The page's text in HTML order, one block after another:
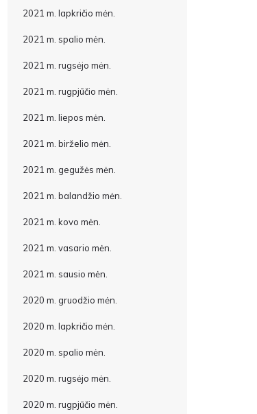
2021 m. lapkričio mėn.
2021 m. spalio mėn.
2021 m. rugsėjo mėn.
2021 m. rugpjūčio mėn.
2021 m. liepos mėn.
2021 m. birželio mėn.
2021 m. gegužės mėn.
2021 m. balandžio mėn.
2021 m. kovo mėn.
2021 m. vasario mėn.
2021 m. sausio mėn.
2020 m. gruodžio mėn.
2020 m. lapkričio mėn.
2020 m. spalio mėn.
2020 m. rugsėjo mėn.
2020 m. rugpjūčio mėn.